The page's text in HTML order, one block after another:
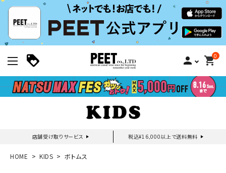
person 0
shopping_cart
店舗受け取りサービス 税込¥16,000以上で送料無料
新規会員登録｜ログイン
HOME KIDS ボトムス